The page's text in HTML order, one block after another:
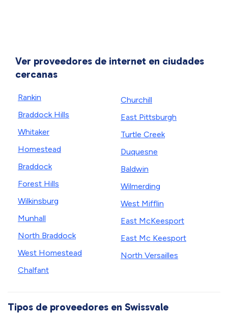
Ver proveedores de internet en ciudades
cercanas
Rankin
Braddock Hills
Whitaker
Homestead
Braddock
Forest Hills
Wilkinsburg
Munhall
North Braddock
West Homestead
Chalfant
Churchill
East Pittsburgh
Turtle Creek
Duquesne
Baldwin
Wilmerding
West Mifflin
East McKeesport
East Mc Keesport
North Versailles
Tipos de proveedores en Swissvale